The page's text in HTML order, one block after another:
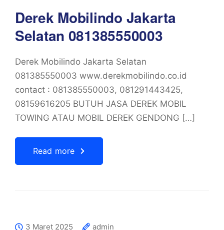
Derek Mobilindo Jakarta
Selatan 081385550003
Derek Mobilindo Jakarta Selatan
081385550003 www.derekmobilindo.co.id
contact : 081385550003, 081291443425,
08159616205 BUTUH JASA DEREK MOBIL
TOWING ATAU MOBIL DEREK GENDONG […]
Read more
3 Maret 2025 admin